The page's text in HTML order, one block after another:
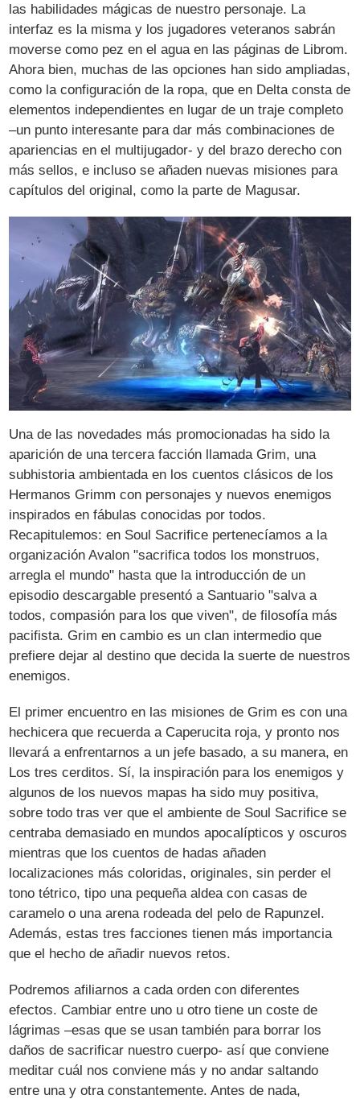
las habilidades mágicas de nuestro personaje. La
interfaz es la misma y los jugadores veteranos sabrán
moverse como pez en el agua en las páginas de Librom.
Ahora bien, muchas de las opciones han sido ampliadas,
como la configuración de la ropa, que en Delta consta de
elementos independientes en lugar de un traje completo
–un punto interesante para dar más combinaciones de
apariencias en el multijugador- y del brazo derecho con
más sellos, e incluso se añaden nuevas misiones para
capítulos del original, como la parte de Magusar.
Una de las novedades más promocionadas ha sido la
aparición de una tercera facción llamada Grim, una
subhistoria ambientada en los cuentos clásicos de los
Hermanos Grimm con personajes y nuevos enemigos
inspirados en fábulas conocidas por todos.
Recapitulemos: en Soul Sacrifice pertenecíamos a la
organización Avalon "sacrifica todos los monstruos,
arregla el mundo" hasta que la introducción de un
episodio descargable presentó a Santuario "salva a
todos, compasión para los que viven", de filosofía más
pacifista. Grim en cambio es un clan intermedio que
prefiere dejar al destino que decida la suerte de nuestros
enemigos.
El primer encuentro en las misiones de Grim es con una
hechicera que recuerda a Caperucita roja, y pronto nos
llevará a enfrentarnos a un jefe basado, a su manera, en
Los tres cerditos. Sí, la inspiración para los enemigos y
algunos de los nuevos mapas ha sido muy positiva,
sobre todo tras ver que el ambiente de Soul Sacrifice se
centraba demasiado en mundos apocalípticos y oscuros
mientras que los cuentos de hadas añaden
localizaciones más coloridas, originales, sin perder el
tono tétrico, tipo una pequeña aldea con casas de
caramelo o una arena rodeada del pelo de Rapunzel.
Además, estas tres facciones tienen más importancia
que el hecho de añadir nuevos retos.
Podremos afiliarnos a cada orden con diferentes
efectos. Cambiar entre uno u otro tiene un coste de
lágrimas –esas que se usan también para borrar los
daños de sacrificar nuestro cuerpo- así que conviene
meditar cuál nos conviene más y no andar saltando
entre una y otra constantemente. Antes de nada,